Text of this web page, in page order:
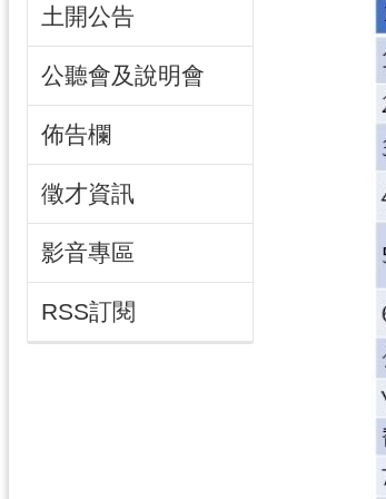
土開公告
公聽會及說明會
佈告欄
徵才資訊
影音專區
RSS訂閱